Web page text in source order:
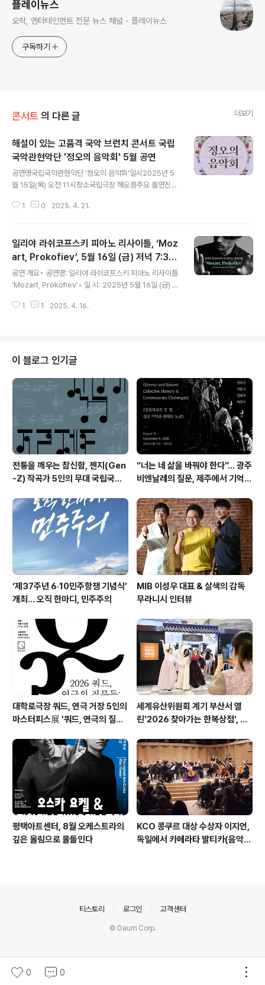
플레이뉴스
오락, 엔터테인먼트 전문 뉴스 채널 - 플레이뉴스
구독하기
콘서트 의 다른 글 더보기
해설이 있는 고품격 국악 브런치 콘서트 국립
국악관현악단 '정오의 음악회' 5월 공연
공연명국립국악관현악단 '정오의 음악회'일시2025년 5
월 15일(목) 오전 11시장소국립극장 해오름주요 출연진해
론티어’작곡 양방언 정오의 협연 양금 협주곡 ‘춤의 바다’작
3악장작곡 최지혜관람료R석 30,000원, S석 20,000원
관람연령8세 이상소요시간70분예매국립극장 02-2280
-4114 www.ntok.go.kr ◈ 2009년부터 17년째 이어
온 국립국악관현악단 대표 상설 공연◈ 부드럽고 편안한
이금희의 해설로 만나는 국악관현악◈ 뛰어난 가창력으로
다양한 장르를 넘나드는 뮤지컬 배우 ‘백형훈’의 무대◈
1 0 2025. 4. 21.
일리야 라쉬코프스키 피아노 리사이틀, ‘Moz
art, Prokofiev’, 5월 16일 (금) 저녁 7:30
예술의전당 IBK기업은행챔버홀에서
공연 개요• 공연명: 일리야 라쉬코프스키 피아노 리사이틀
‘Mozart, Prokofiev’• 일 시: 2025년 5월 16일 (금) 1
리야 라쉬코프스키(피아노)• 프로그램: W.A. Mozart - P
원, A석 2만원 • 예 매: 예술의전당(1668-135..
1 1 2025. 4. 16.
이 블로그 인기글
전통을 깨우는 참신함, 젠지(Gen
-Z) 작곡가 5인의 무대 국립국악
트'
“너는 네 삶을 바꿔야 한다”… 광주
비엔날레의 질문, 제주에서 기억의
주비엔날레 몽골관 연계 프로그램
《영원하고도 먼 것: 집단 기억과 현
대의 도전》
‘제37주년 6·10민주항쟁 기념식’
개최… 오직 한마디, 민주주의
MIB 이성우 대표 & 살색의 감독
무라니시 인터뷰
대학로극장 쿼드, 연극 거장 5인의
마스터피스展 '쿼드, 연극의 질문
오픈
세계유산위원회 계기 부산서 열
린'2026 찾아가는 한복상점', 역
평택아트센터, 8월 오케스트라의
깊은 울림으로 물들인다
KCO 콩쿠르 대상 수상자 이지언,
독일에서 카메라타 발티카(음악감
0 0
티스토리 로그인 고객센터
© Daum Corp.